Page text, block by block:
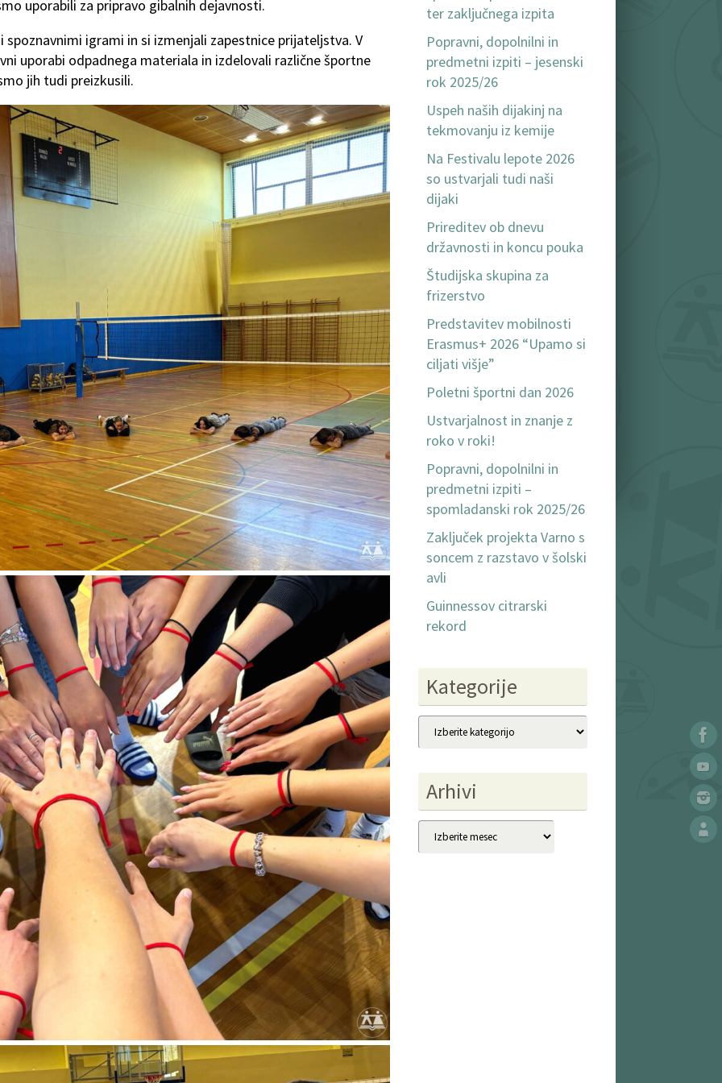
uporabili za pripravo gibalnih dejavnosti.
igrami in si izmenjali zapestnice prijateljstva. V
uporabi odpadnega materiala in izdelovali različne športne
jih tudi preizkusili.
ter zaključnega izpita
Popravni, dopolnilni in
predmetni izpiti – jesenski
rok 2025/26
Uspeh naših dijakinj na
tekmovanju iz kemije
Na Festivalu lepote 2026
so ustvarjali tudi naši
dijaki
Prireditev ob dnevu
državnosti in koncu pouka
Študijska skupina za
frizerstvo
Predstavitev mobilnosti
Erasmus+ 2026 “Upamo si
ciljati višje”
Poletni športni dan 2026
Ustvarjalnost in znanje z
roko v roki!
Popravni, dopolnilni in
predmetni izpiti –
spomladanski rok 2025/26
Zaključek projekta Varno s
soncem z razstavo v šolski
avli
Guinnessov citrarski
rekord
Kategorije
Kategorije
Arhivi
Arhivi